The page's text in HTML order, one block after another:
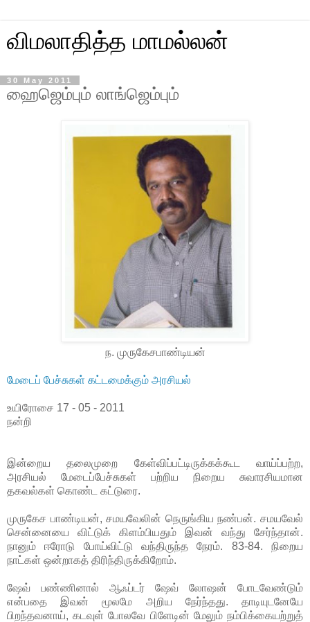
விமலாதித்த மாமல்லன்
30 May 2011
ஹைஜெம்பும் லாங்ஜெம்பும்
ந. முருகேசபாண்டியன்
மேடைப் பேச்சுகள் கட்டமைக்கும் அரசியல்
உயிரோசை 17 - 05 - 2011
நன்றி
இன்றைய தலைமுறை கேள்விப்பட்டிருக்கக்கூட வாய்ப்பற்ற,
அரசியல் மேடைப்பேச்சுகள் பற்றிய நிறைய சுவாரசியமான
தகவல்கள் கொண்ட கட்டுரை.
முருகேச பாண்டியன், சமயவேலின் நெருங்கிய நண்பன். சமயவேல்
சென்னையை விட்டுக் கிளம்பியதும் இவன் வந்து சேர்ந்தான்.
நானும் ஈரோடு போய்விட்டு வந்திருந்த நேரம். 83-84. நிறைய
நாட்கள் ஒன்றாகத் திரிந்திருக்கிறோம்.
ஷேவ் பண்ணினால் ஆஃப்டர் ஷேவ் லோஷன் போடவேண்டும்
என்பதை இவன் மூலமே அறிய நேர்ந்தது. தாடியுடனேயே
பிறந்தவனாய், கடவுள் போலவே பிளேடின் மேலும் நம்பிக்கையற்றுத்